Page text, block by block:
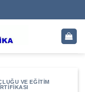
VE EĞITIM